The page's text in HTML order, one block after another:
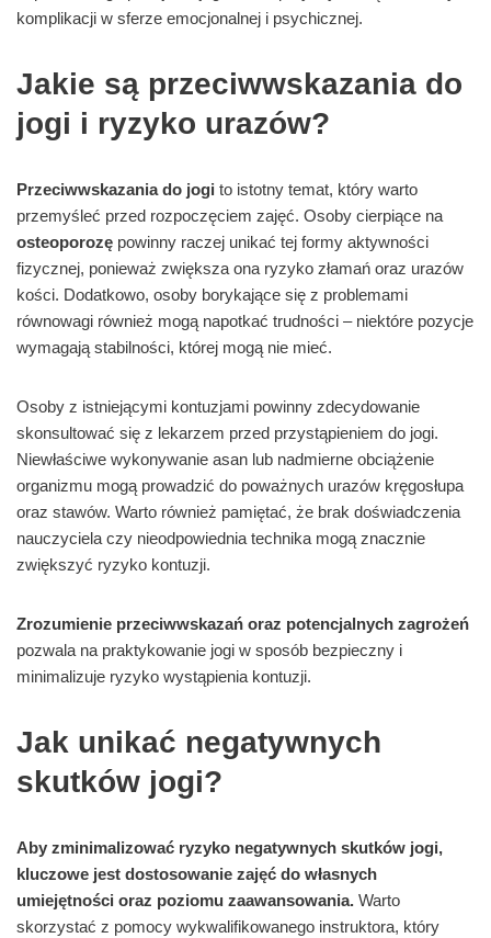
komplikacji w sferze emocjonalnej i psychicznej.
Jakie są przeciwwskazania do
jogi i ryzyko urazów?
Przeciwwskazania do jogi to istotny temat, który warto
przemyśleć przed rozpoczęciem zajęć. Osoby cierpiące na
osteoporozę powinny raczej unikać tej formy aktywności
fizycznej, ponieważ zwiększa ona ryzyko złamań oraz urazów
kości. Dodatkowo, osoby borykające się z problemami
równowagi również mogą napotkać trudności – niektóre pozycje
wymagają stabilności, której mogą nie mieć.
Osoby z istniejącymi kontuzjami powinny zdecydowanie
skonsultować się z lekarzem przed przystąpieniem do jogi.
Niewłaściwe wykonywanie asan lub nadmierne obciążenie
organizmu mogą prowadzić do poważnych urazów kręgosłupa
oraz stawów. Warto również pamiętać, że brak doświadczenia
nauczyciela czy nieodpowiednia technika mogą znacznie
zwiększyć ryzyko kontuzji.
Zrozumienie przeciwwskazań oraz potencjalnych zagrożeń
pozwala na praktykowanie jogi w sposób bezpieczny i
minimalizuje ryzyko wystąpienia kontuzji.
Jak unikać negatywnych
skutków jogi?
Aby zminimalizować ryzyko negatywnych skutków jogi,
kluczowe jest dostosowanie zajęć do własnych
umiejętności oraz poziomu zaawansowania. Warto
skorzystać z pomocy wykwalifikowanego instruktora, który